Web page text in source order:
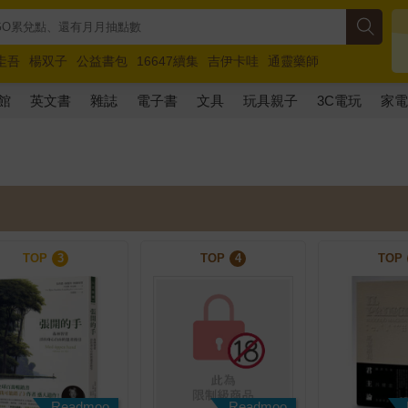
吾 楊双子 公益書包 16647續集 吉伊卡哇
通靈藥師
路邊攤新作
馬斯克 玩具總動員5 超慢跑
英文書 雜誌 電子書 文具 玩具親子 3C電玩 家電
TOP 3 TOP 4 TOP